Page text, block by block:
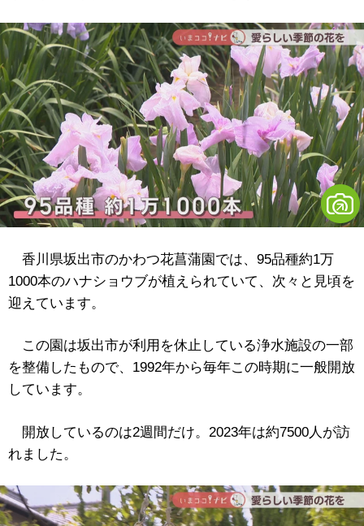
香川県坂出市のかわつ花菖蒲園では、95品種約1万
1000本のハナショウブが植えられていて、次々と見頃を
迎えています。
この園は坂出市が利用を休止している浄水施設の一部
を整備したもので、1992年から毎年この時期に一般開放
しています。
開放しているのは2週間だけ。2023年は約7500人が訪
れました。